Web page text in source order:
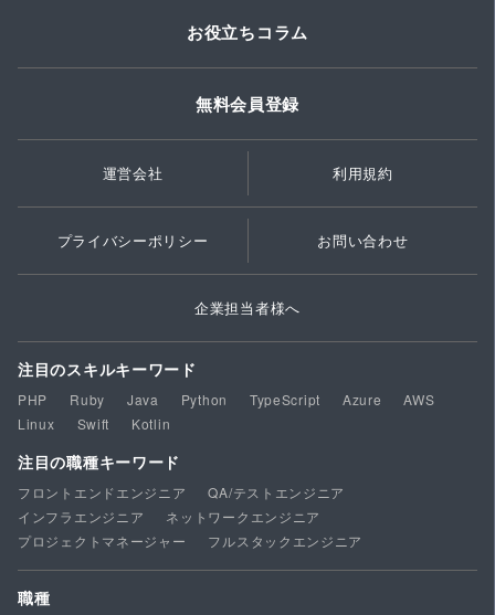
お役立ちコラム
無料会員登録
運営会社 利用規約
プライバシーポリシー お問い合わせ
企業担当者様へ
注目のスキルキーワード
PHP Ruby Java Python TypeScript Azure
AWS
Linux
Swift Kotlin
注目の職種キーワード
フロントエンドエンジニア
QA/テストエンジニア
インフラエンジニア
ネットワークエンジニア
プロジェクトマネージャー
フルスタックエンジニア
職種